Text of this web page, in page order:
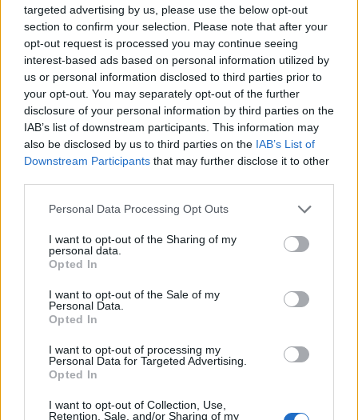
targeted advertising by us, please use the below opt-out
section to confirm your selection. Please note that after your
opt-out request is processed you may continue seeing
interest-based ads based on personal information utilized by
us or personal information disclosed to third parties prior to
your opt-out. You may separately opt-out of the further
disclosure of your personal information by third parties on the
IAB’s list of downstream participants. This information may
also be disclosed by us to third parties on the IAB’s List of
Downstream Participants that may further disclose it to other
Please note that this website/app uses one or more Google
not limited to your visit or usage behaviour. You may click to
grant or deny consent to Google and its third-party tags to
use your data for below specified purposes in below Google
consent section.
Personal Data Processing Opt Outs
I want to opt-out of the Sharing of my
personal data.
Opted In
I want to opt-out of the Sale of my
Personal Data.
Opted In
I want to opt-out of processing my
Personal Data for Targeted Advertising.
Opted In
I want to opt-out of Collection, Use,
Retention, Sale, and/or Sharing of my
Könnyed, szórakoztató sorozat
tiniknek
Könyvajánló - Balázsy Panna: Csendháborítás
"Helló csajok! Összebarátkoztam az új
bulit tartunk a frissen felújított lakásukban!